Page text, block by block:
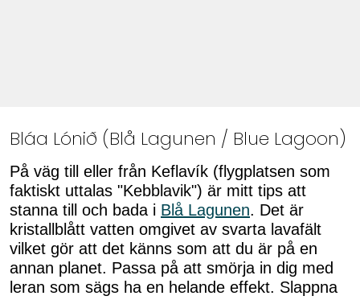
Bláa Lónið (Blå Lagunen / Blue Lagoon)
På väg till eller från Keflavík (flygplatsen som
faktiskt uttalas "Kebblavik") är mitt tips att
stanna till och bada i Blå Lagunen. Det är
kristallblått vatten omgivet av svarta lavafält
vilket gör att det känns som att du är på en
annan planet. Passa på att smörja in dig med
leran som sägs ha en helande effekt. Slappna